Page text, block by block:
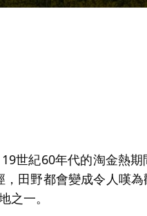
世紀60年代的淘金熱期
田野都會變成令人嘆為
一。